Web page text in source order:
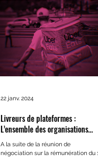
Livreurs de plateformes :
L’ensemble des organisations
syndicales attend de pied ferme
les propositions des
A la suite de la réunion de
négociation sur la rémunération du
22 janv. 2024